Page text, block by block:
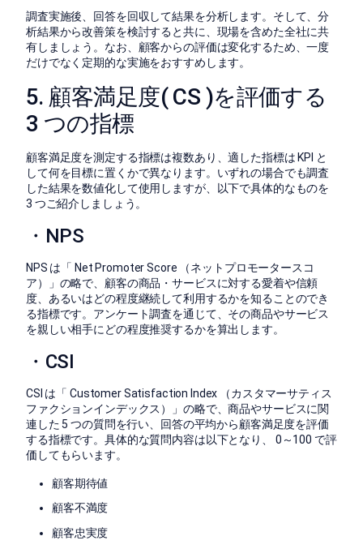
調査実施後、回答を回収して結果を分析します。そして、分
析結果から改善策を検討すると共に、現場を含めた全社に共
有しましょう。なお、顧客からの評価は変化するため、一度
だけでなく定期的な実施をおすすめします。
5. 顧客満足度( CS )を評価する
3 つの指標
顧客満足度を測定する指標は複数あり、適した指標は KPI と
して何を目標に置くかで異なります。いずれの場合でも調査
した結果を数値化して使用しますが、以下で具体的なものを
3 つご紹介しましょう。
・NPS
NPS は「 Net Promoter Score （ネットプロモータースコ
ア）」の略で、顧客の商品・サービスに対する愛着や信頼
度、あるいはどの程度継続して利用するかを知ることのでき
る指標です。アンケート調査を通じて、その商品やサービス
を親しい相手にどの程度推奨するかを算出します。
・CSI
CSI は「 Customer Satisfaction Index （カスタマーサティス
ファクションインデックス）」の略で、商品やサービスに関
連した 5 つの質問を行い、回答の平均から顧客満足度を評価
する指標です。具体的な質問内容は以下となり、 0～100 で評
価してもらいます。
顧客期待値
顧客不満度
顧客忠実度